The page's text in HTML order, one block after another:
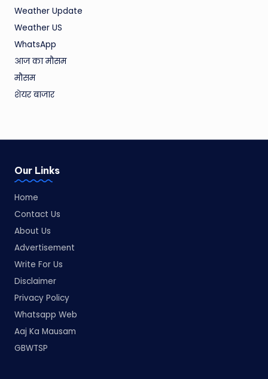
Weather Update
Weather US
WhatsApp
आज का मौसम
मौसम
शेयर बाजार
Our Links
Home
Contact Us
About Us
Advertisement
Write For Us
Disclaimer
Privacy Policy
Whatsapp Web
Aaj Ka Mausam
GBWTSP